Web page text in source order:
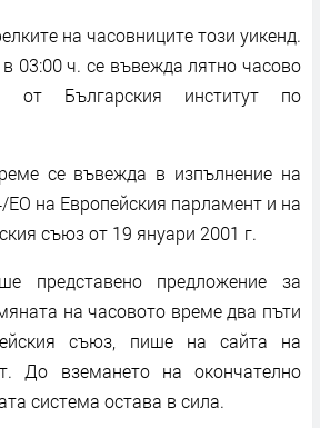
на часовниците този уикенд.
03:00 ч. се въвежда лятно часово
от Българския институт по
се въвежда в изпълнение на
на Европейския парламент и на
съюз от 19 януари 2001 г.
представено предложение за
на часовото време два пъти
съюз, пише на сайта на
До вземането на окончателно
система остава в сила.